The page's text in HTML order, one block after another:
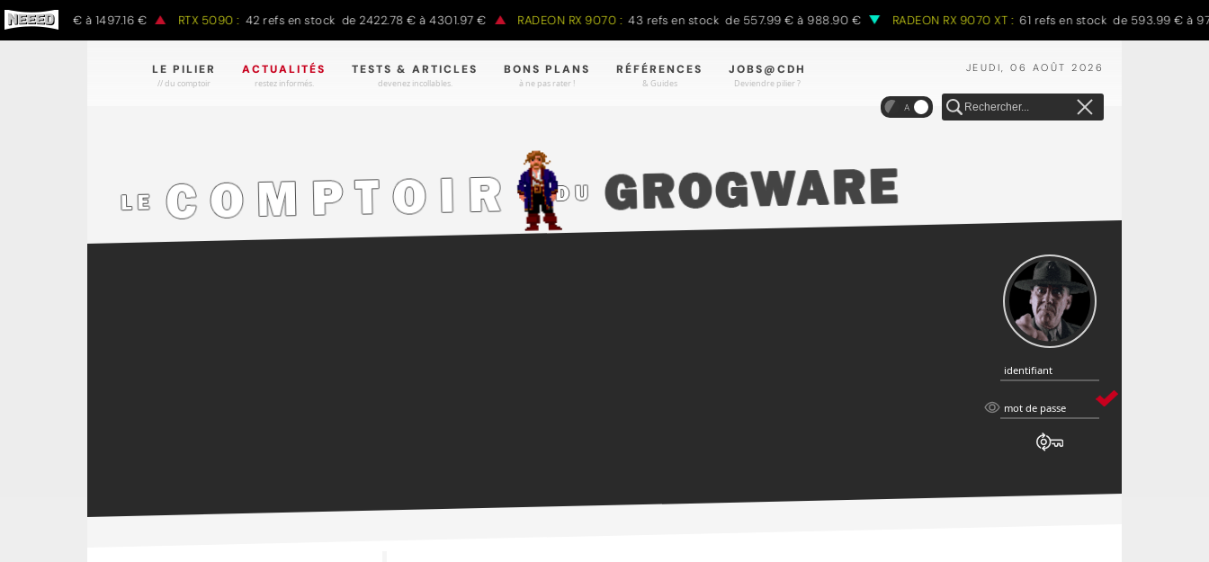
€ à 1497.16 € RTX 5090 : 42 refs en stock de 2422.78 € à 4301.97 € RADEON RX 9070 : 43 refs en stock de 557.99 € à 988.90 € RADEON RX 9070 XT : 61 refs en stock de 593.99 € à 970.68
JEUDI, 06 AOÛT 2026
LE PILIER
// du comptoir
ACTUALITÉS
restez informés.
TESTS & ARTICLES
devenez incollables.
BONS PLANS
à ne pas rater !
RÉFÉRENCES
& Guides
JOBS@CDH
Deviendre pilier ?
A
identifiant
identifiant
mot
mot de passe